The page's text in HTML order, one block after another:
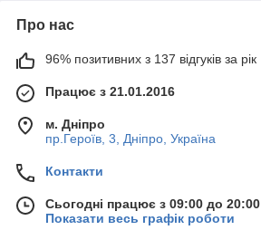
Про нас
96% позитивних з 137 відгуків за рік
Працює з 21.01.2016
м. Дніпро
пр.Героїв, 3, Дніпро, Україна
Контакти
Сьогодні працює з 09:00 до 20:00
Показати весь графік роботи